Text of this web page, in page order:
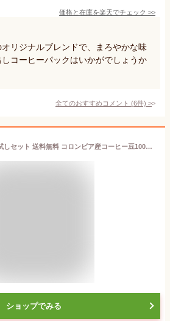
価格と在庫を楽天でチェック >>
リジナルブレンドで、まろやかな味
コーヒーパックはいかがでしょうか
全てのおすすめコメント (6件) >
水出しコーヒー お試しセット 送料無料 コロンビア産コーヒー豆100％ アイスコーヒー水出し グアテマラ産珈琲豆100％ 水出しアイスコーヒー 各2 パック 水だしコーヒー メール便 水出し珈琲 水出しコーヒーパック スーパーセール コーヒー粉 水出しアイス珈琲
ショップでみる